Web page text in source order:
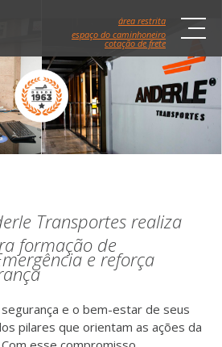
espaço do caminhoneiro
cotação de frete
área restrita
Transportes realiza
formação de
e reforça
e o bem-estar de seus
pilares que orientam as ações da